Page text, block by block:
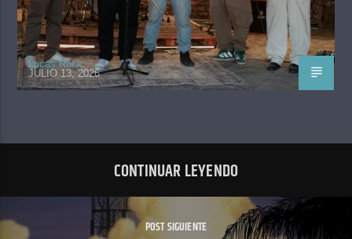
Lucas Rock
JULIO 13, 2026
CONTINUAR LEYENDO
POST SIGUIENTE